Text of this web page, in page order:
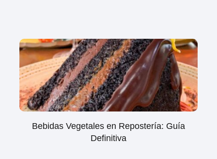
Bebidas Vegetales en Repostería: Guía
Definitiva